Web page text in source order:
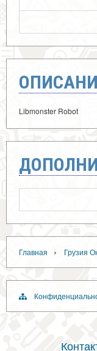
Libmonster Robot
Главная › Грузия